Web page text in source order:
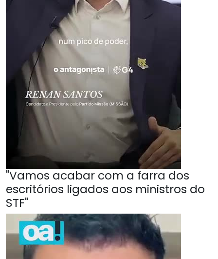
"Vamos acabar com a farra dos
escritórios ligados aos ministros do
STF"